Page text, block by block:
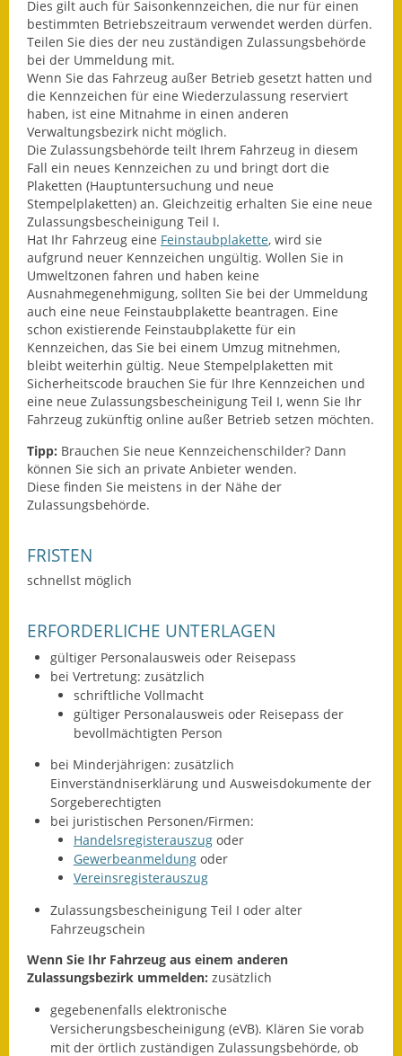
Wahlen
Leben
Bauen und Wohnen
Baugebiete & Bauplätze
Bauwasser/Wasser/Abwasser
Bebauungspläne
Bodenrichtwerte
Flächennutzungsplan
Gerätehütten
Gutachterausschuss
Landessanierungsprogramm
Mietspiegel
Gemeindehalle und
Bürgerhaus
Grundschule &
Kernzeitbetreuung
Bevölkerungsschutz
Kinderbetreuung
Nahverkehr
Ver- & Entsorgung
Breitbandausbau
Freizeit
Dies gilt auch für Saisonkennzeichen, die nur für einen
bestimmten Betriebszeitraum verwendet werden dürfen.
Teilen Sie dies der neu zuständigen Zulassungsbehörde
bei der Ummeldung mit.
Wenn Sie das Fahrzeug außer Betrieb gesetzt hatten und
die Kennzeichen für eine Wiederzulassung reserviert
haben, ist eine Mitnahme in einen anderen
Verwaltungsbezirk nicht möglich.
Die Zulassungsbehörde teilt Ihrem Fahrzeug in diesem
Fall ein neues Kennzeichen zu und bringt dort die
Plaketten (Hauptuntersuchung und neue
Stempelplaketten) an. Gleichzeitig erhalten Sie eine neue
Zulassungsbescheinigung Teil I.
Hat Ihr Fahrzeug eine Feinstaubplakette, wird sie
aufgrund neuer Kennzeichen ungültig. Wollen Sie in
Umweltzonen fahren und haben keine
Ausnahmegenehmigung, sollten Sie bei der Ummeldung
auch eine neue Feinstaubplakette beantragen. Eine
schon existierende Feinstaubplakette für ein
Kennzeichen, das Sie bei einem Umzug mitnehmen,
bleibt weiterhin gültig. Neue Stempelplaketten mit
Sicherheitscode brauchen Sie für Ihre Kennzeichen und
eine neue Zulassungsbescheinigung Teil I, wenn Sie Ihr
Fahrzeug zukünftig online außer Betrieb setzen möchten.
Tipp: Brauchen Sie neue Kennzeichenschilder? Dann
können Sie sich an private Anbieter wenden.
Diese finden Sie meistens in der Nähe der
Zulassungsbehörde.
FRISTEN
schnellst möglich
ERFORDERLICHE UNTERLAGEN
gültiger Personalausweis oder Reisepass
bei Vertretung: zusätzlich
schriftliche Vollmacht
gültiger Personalausweis oder Reisepass der
bevollmächtigten Person
bei Minderjährigen: zusätzlich
Einverständniserklärung und Ausweisdokumente der
Sorgeberechtigten
bei juristischen Personen/Firmen:
Handelsregisterauszugoder
Gewerbeanmeldungoder
Vereinsregisterauszug
Zulassungsbescheinigung Teil I oder alter
Fahrzeugschein
Wenn Sie Ihr Fahrzeug aus einem anderen
Zulassungsbezirk ummelden: zusätzlich
gegebenenfalls elektronische
Versicherungsbescheinigung (eVB). Klären Sie vorab
mit der örtlich zuständigen Zulassungsbehörde, ob